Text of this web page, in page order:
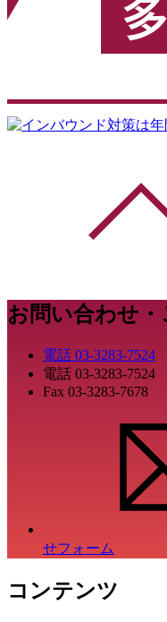
お問い合わせ・
電話 03-3283-7524
電話 03-3283-7524
Fax 03-3283-7678
せフォーム
コンテンツ